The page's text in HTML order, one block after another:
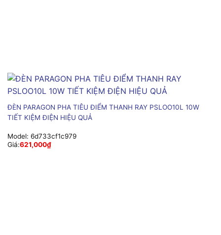
ĐÈN PARAGON PHA TIÊU ĐIỂM THANH RAY PSLOO10L 10W
TIẾT KIỆM ĐIỆN HIỆU QUẢ
Model: 6d733cf1c979
Giá:621,000₫